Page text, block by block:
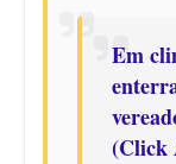
Em
(Click